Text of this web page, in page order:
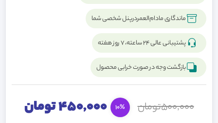
ماندگاری مادام‌العمردرپنل شخصی شما
پشتیبانی عالی ۲۴ ساعته، ۷ روز هفته
بازگشت وجه در صورت خرابی محصول
500,000تومان 10% 450,000 تومان